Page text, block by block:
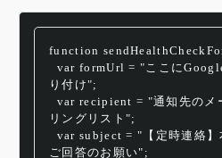
function
var formUrl = "ここに
り付け";
var recipient = "通知先のメ
リングリスト";
var subject = "【定時連絡】
ご回答のお願い" ;